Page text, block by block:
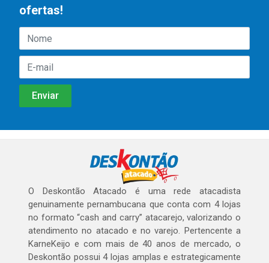
ofertas!
O Deskontão Atacado é uma rede atacadista
genuinamente pernambucana que conta com 4 lojas
no formato “cash and carry” atacarejo, valorizando o
atendimento no atacado e no varejo. Pertencente a
KarneKeijo e com mais de 40 anos de mercado, o
Deskontão possui 4 lojas amplas e estrategicamente